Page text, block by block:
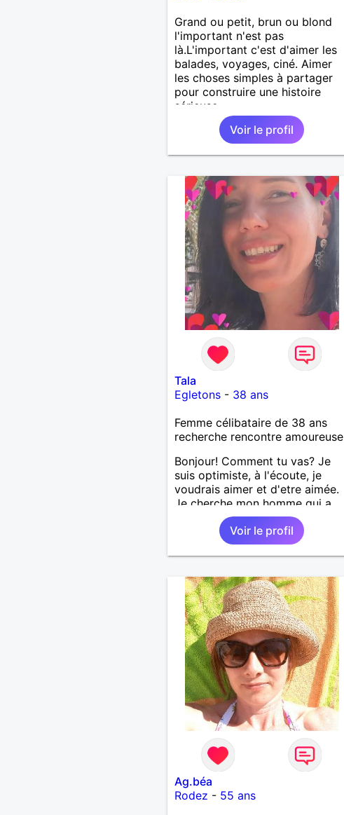
Grand ou petit, brun ou blond
l'important n'est pas
là.L'important c'est d'aimer les
balades, voyages, ciné. Aimer
les choses simples à partager
pour construire une histoire
sérieuse.
Voir le profil
Tala
Egletons- 38 ans
Femme célibataire de 38 ans
recherche rencontre amoureuse
Bonjour! Comment tu vas? Je
suis optimiste, à l'écoute, je
voudrais aimer et d'etre aimée.
Je cherche mon homme qui a
38-48 ans. Aussi en Correse en
préférence ou dans son alentour
vu que je travaille en CDI et je
ne peux pas souvent voyager
monde.
Voir le profil
Ag.béa
Rodez - 55 ans